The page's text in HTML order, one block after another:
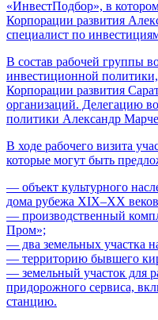
«ИнвестПодбор», в
Корпорации развития
специалист по
В состав рабочей группы
инвестиционной
Корпорации развития
организаций. Делегацию
политики Александр
В ходе рабочего визита
которые могут быть
— объект культурного
дома рубежа XIX–XX
— производственный
Пром»;
— два земельных участка
— территорию бывшего
— земельный участок для
придорожного сервиса,
станцию.